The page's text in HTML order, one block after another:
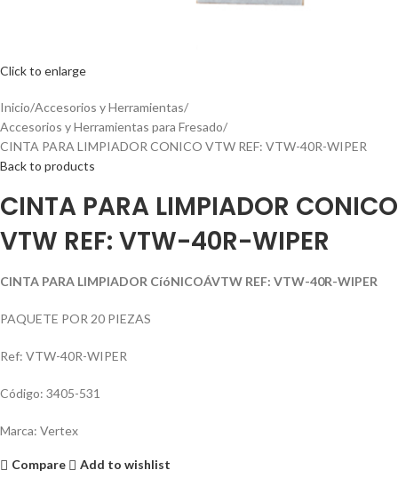
Click to enlarge
Inicio Accesorios y Herramientas
Accesorios y Herramientas para Fresado
CINTA PARA LIMPIADOR CONICO VTW REF: VTW-40R-WIPER
Back to products
CINTA PARA LIMPIADOR CONICO
VTW REF: VTW-40R-WIPER
CINTA PARA LIMPIADOR CíóNICOÁVTW REF: VTW-40R-WIPER
PAQUETE POR 20 PIEZAS
Ref: VTW-40R-WIPER
Código: 3405-531
Marca: Vertex
Compare Add to wishlist